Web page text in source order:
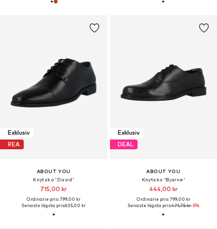
Exklusiv
REA
ABOUT YOU
Knytsko 'David'
715,00 kr
Ordinarie pris: 799,00 kr
Senaste lägsta pris:635,00 kr
Exklusiv
DEAL
ABOUT YOU
Knytsko 'Bjarne'
444,00 kr
Ordinarie pris: 799,00 kr
Senaste lägsta pris:471,75 kr-5%